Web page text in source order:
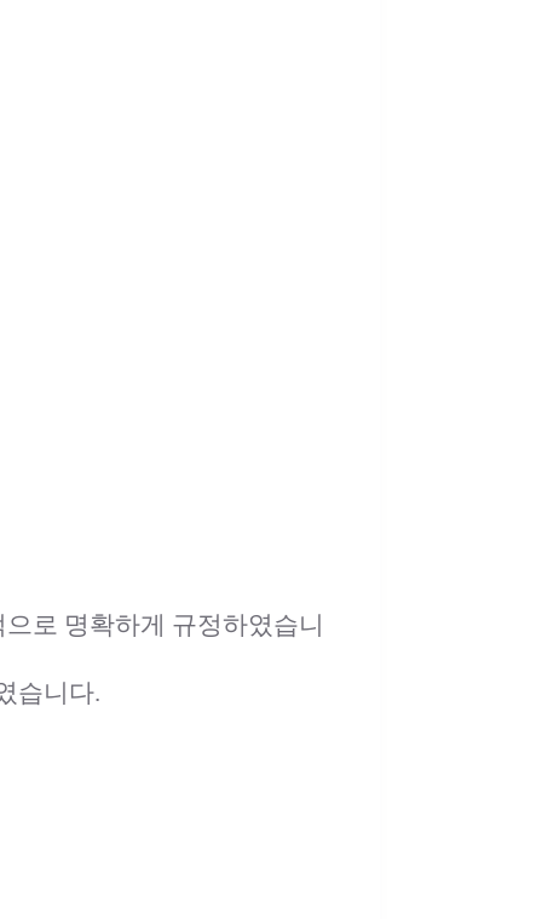
로 명확하게 규정하였습니
습니다.